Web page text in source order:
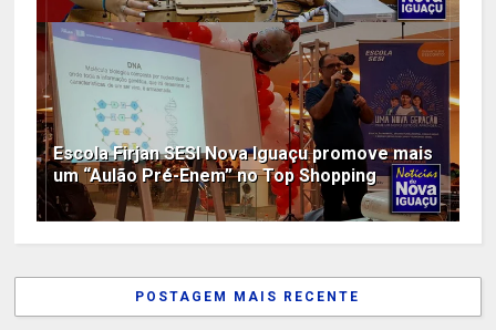
Escola Firjan SESI Nova Iguaçu promove mais
um “Aulão Pré-Enem” no Top Shopping
POSTAGEM MAIS RECENTE